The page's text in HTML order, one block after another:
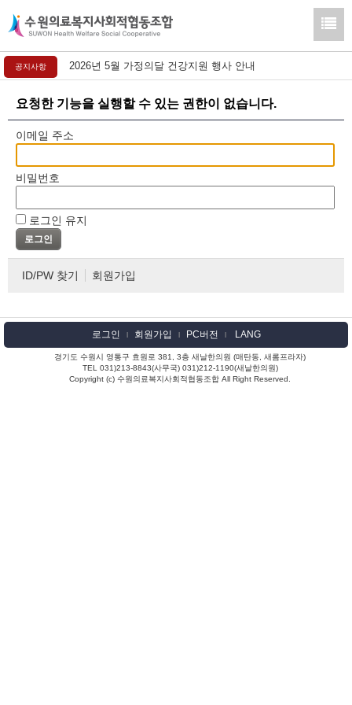
공지사항 2026년 5월 가정의달 건강지원 행사 안내
요청한 기능을 실행할 수 있는 권한이 없습니다.
이메일 주소
비밀번호
로그인 유지
ID/PW 찾기 회원가입
로그인 l 회원가입 l PC버전 l LANG
경기도 수원시 영통구 효원로 381, 3층 새날한의원 (매탄동, 새롬프라자)
TEL 031)213-8843(사무국) 031)212-1190(새날한의원)
Copyright (c) 수원의료복지사회적협동조합 All Right Reserved.